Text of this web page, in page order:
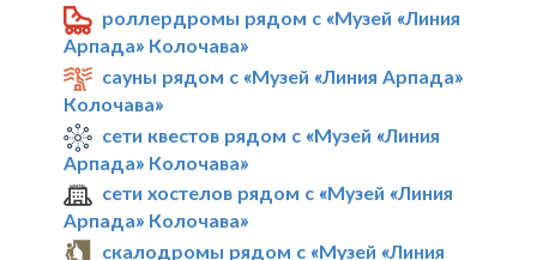
роллердромы рядом с «Музей «Линия
Арпада» Колочава»
сауны рядом с «Музей «Линия Арпада»
Колочава»
сети квестов рядом с «Музей «Линия
Арпада» Колочава»
сети хостелов рядом с «Музей «Линия
Арпада» Колочава»
скалодромы рядом с «Музей «Линия